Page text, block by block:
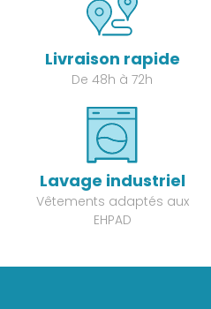
Livraison rapide
De 48h à 72h
Lavage industriel
Vêtements adaptés aux
EHPAD